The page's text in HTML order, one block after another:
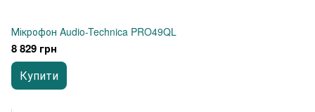
Мікрофон Audio-Technica PRO49QL
8 829 грн
Купити